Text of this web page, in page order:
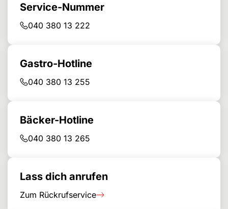
Service-Nummer
040 380 13 222
Gastro-Hotline
040 380 13 255
Bäcker-Hotline
040 380 13 265
Lass dich anrufen
Zum Rückrufservice